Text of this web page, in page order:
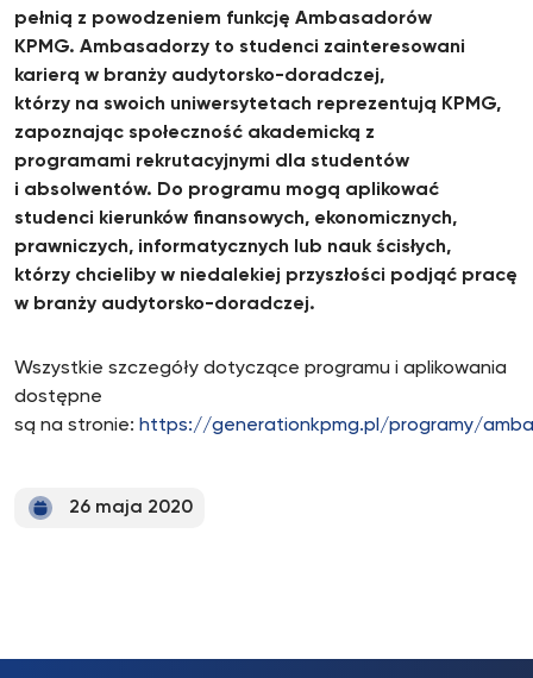
pełnią z powodzeniem funkcję Ambasadorów
KPMG. Ambasadorzy to studenci zainteresowani
karierą w branży audytorsko-doradczej,
którzy na swoich uniwersytetach reprezentują KPMG,
zapoznając społeczność akademicką z
programami rekrutacyjnymi dla studentów
i absolwentów. Do programu mogą aplikować
studenci kierunków finansowych, ekonomicznych,
prawniczych, informatycznych lub nauk ścisłych,
którzy chcieliby w niedalekiej przyszłości podjąć pracę
w branży audytorsko-doradczej.
Wszystkie szczegóły dotyczące programu i aplikowania
dostępne
są na stronie: https://generationkpmg.pl/programy/
26 maja 2020